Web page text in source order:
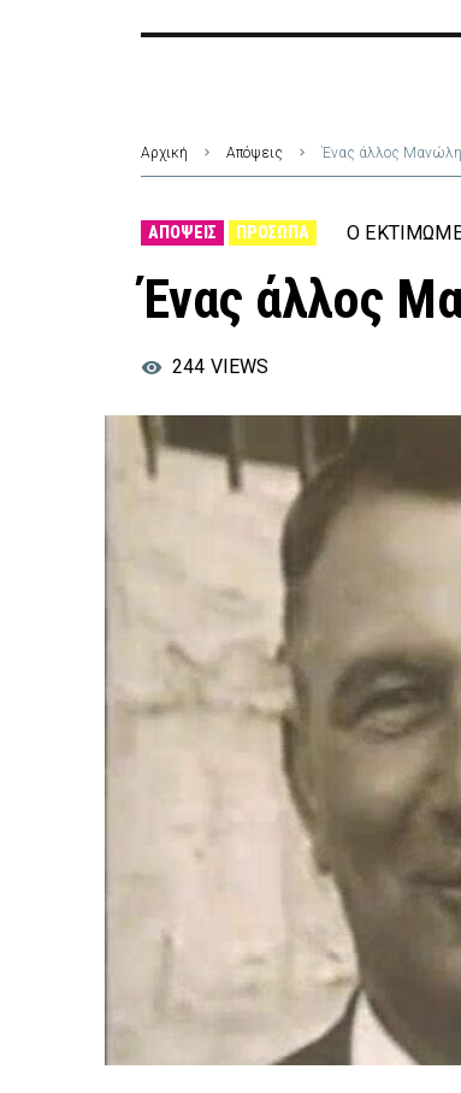
Αρχική Απόψεις Ένας άλλος
ΑΠΌΨΕΙΣ ΠΡΌΣΩΠΑ Ο
Ένας άλλος
244 VIEWS